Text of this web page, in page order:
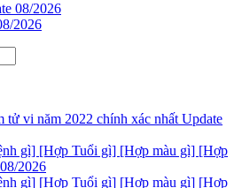
08/2026
2026
tử vi năm 2022 chính xác nhất Update
gì] [Hợp Tuổi gì] [Hợp màu gì] [Hợp
2026
gì] [Hợp Tuổi gì] [Hợp màu gì] [Hợp